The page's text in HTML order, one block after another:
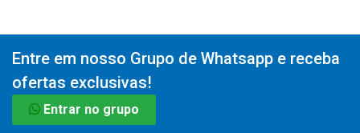
Entre em nosso Grupo de Whatsapp e receba
ofertas exclusivas!
Entrar no grupo